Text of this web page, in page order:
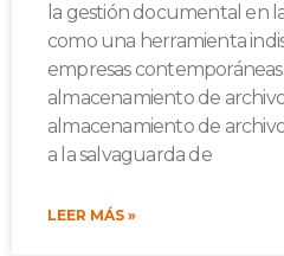
la gestión documental en
como una herramienta
empresas
almacenamiento de
almacenamiento de
a la salvaguarda de
LEER MÁS »